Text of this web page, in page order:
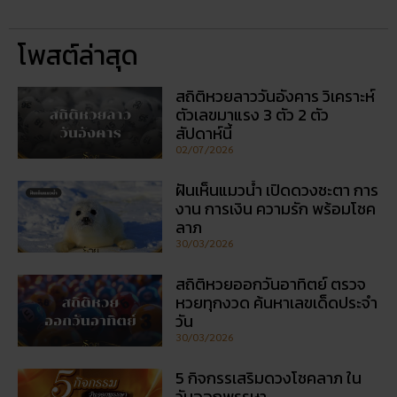
โพสต์ล่าสุด
สถิติหวยลาววันอังคาร วิเคราะห์
ตัวเลขมาแรง 3 ตัว 2 ตัว
สัปดาห์นี้
02/07/2026
ฝันเห็นแมวน้ำ เปิดดวงชะตา การ
งาน การเงิน ความรัก พร้อมโชค
ลาภ
30/03/2026
สถิติหวยออกวันอาทิตย์ ตรวจ
หวยทุกงวด ค้นหาเลขเด็ดประจำ
วัน
30/03/2026
5 กิจกรรเสริมดวงโชคลาภ ใน